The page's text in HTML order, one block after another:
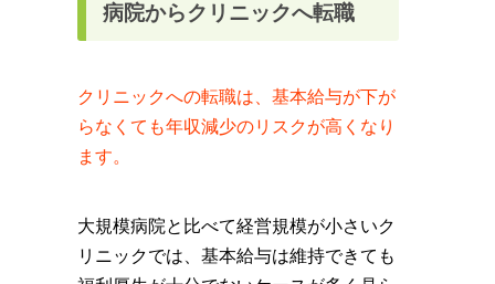
病院からクリニックへ転職
クリニックへの転職は、基本給与が下が
らなくても年収減少のリスクが高くなり
ます。
大規模病院と比べて経営規模が小さいク
リニックでは、基本給与は維持できても